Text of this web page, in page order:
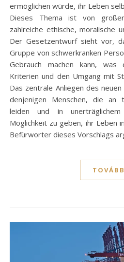
ermöglichen würde, ihr Leben
Dieses Thema ist von
zahlreiche ethische, moralische
Der Gesetzentwurf sieht vor,
Gruppe von schwerkranken
Gebrauch machen kann,
Kriterien und den Umgang mit
Das zentrale Anliegen des
denjenigen Menschen, die an
leiden und in
Möglichkeit zu geben, ihr Leben
Befürworter dieses Vorschlags
TOVÁBB